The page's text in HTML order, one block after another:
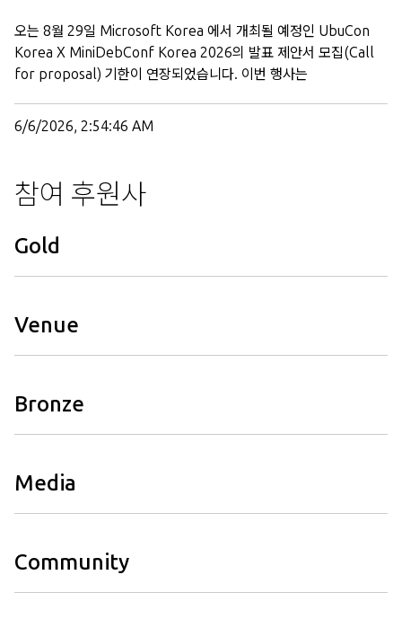
오는 8월 29일 Microsoft Korea 에서 개최될 예정인 UbuCon
Korea X MiniDebConf Korea 2026의 발표 제안서 모집(Call
for proposal) 기한이 연장되었습니다. 이번 행사는
주제까지 더 다양한 주제로 논의하는 모임의 장이 될 예정입니다.
또한, 이번 행사에서는 전문가들을 위한 도구로서의 우분투 뿐만이
초보자부터 전문가까지, 학생부터 기업 사용자까지, 일반
사용자부터 개발자와 엔지니어까지 모든 사람이 생태계 혜택을
합니다. 많은 사람들과 공유하고 싶은 흥미로운 주제가 있다면,
계정 로그인이 필요합니다. 제안서를 받는 트랙(주제 분류) 정보는
여기에서 확인하실 수 있습니다. 여기를 클릭하여 제안서 작성 및
제출은 네이버 폼 으로 부탁드립니다. 제안서 작성 관련 문의 혹은
선택이나 작성에 도움이 필요하신 경우. 콘텐츠 팀에 연락 해
#ubucon-kr 채널에서 문의 해 주시면 도와드릴 수 있도록
kr.org 채팅: 채팅 | 우분투한국커뮤니티 지난 행사 세션 녹화 보기
어떤 주제를 선정해야 할 지, 잘 감이 안 잡히신다면. 지난 행사 녹화
영상을 참고해보시기 바랍니다. UbuCon Asia 2021 세션 영상
6/6/2026, 2:54:46 AM
참여 후원사
Gold
Venue
Bronze
Media
Community